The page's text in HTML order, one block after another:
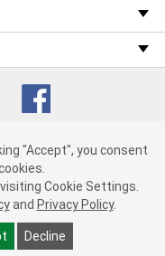
use of All the cookies.
Cookie Settings.
and Privacy Policy.
Decline
"Accept", you consent
Cookie Settings.
and Privacy Policy.
Decline
(3) cv1361
las cadenas de suministro